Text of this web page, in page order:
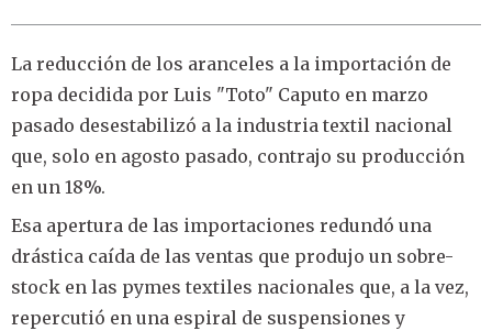
La reducción de los aranceles a la importación de
ropa decidida por Luis "Toto" Caputo en marzo
pasado desestabilizó a la industria textil nacional
que, solo en agosto pasado, contrajo su producción
en un 18%.
Esa apertura de las importaciones redundó una
drástica caída de las ventas que produjo un sobre-
stock en las pymes textiles nacionales que, a la vez,
repercutió en una espiral de suspensiones y